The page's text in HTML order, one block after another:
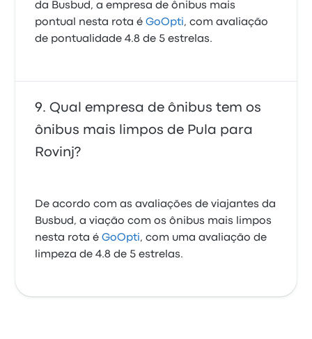
da Busbud, a empresa de ônibus mais
pontual nesta rota éGoOpti, com avaliação
de pontualidade 4.8 de 5 estrelas.
Qual empresa de ônibus tem os
ônibus mais limpos de Pula para
Rovinj?
De acordo com as avaliações de viajantes da
Busbud, a viação com os ônibus mais limpos
nesta rota éGoOpti, com uma avaliação de
limpeza de 4.8 de 5 estrelas.